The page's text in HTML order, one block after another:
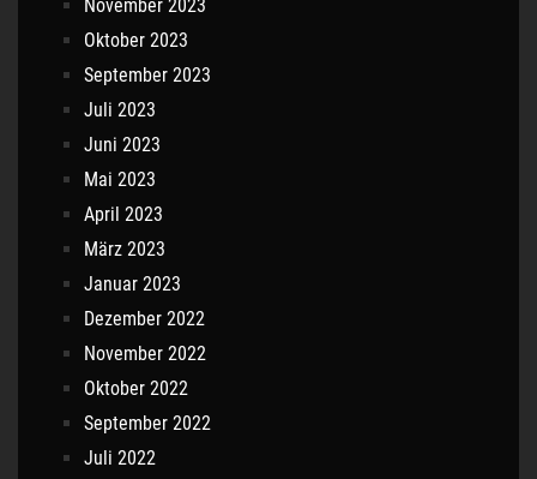
November 2023
Oktober 2023
September 2023
Juli 2023
Juni 2023
Mai 2023
April 2023
März 2023
Januar 2023
Dezember 2022
November 2022
Oktober 2022
September 2022
Juli 2022